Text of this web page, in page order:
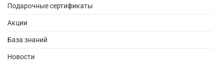
Подарочные сертификаты
Акции
База знаний
Новости